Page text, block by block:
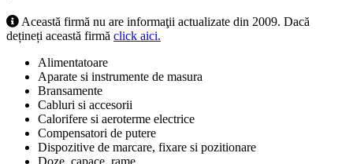
Această firmă nu are informaţii actualizate din 2009. Dacă
dețineți această firmă click aici.
Alimentatoare
Aparate si instrumente de masura
Bransamente
Cabluri si accesorii
Calorifere si aeroterme electrice
Compensatori de putere
Dispozitive de marcare, fixare si pozitionare
Doze, capace, rame